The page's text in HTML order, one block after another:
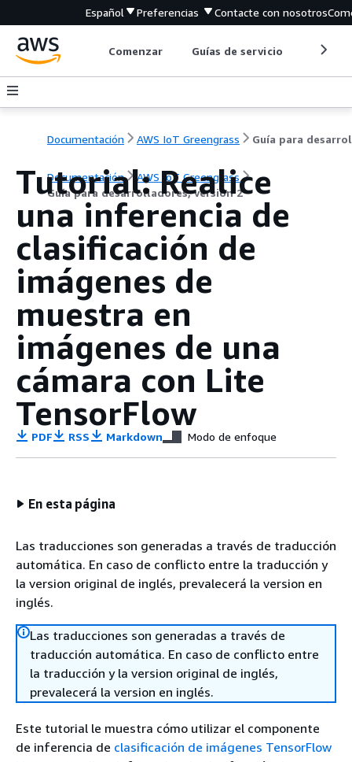
Español Preferencias Contacte con nosotros
Comenzar Guías de servicio
Documentación AWS IoT Greengrass
Documentación
AWS IoT Greengrass
Guía para desarrolladores, versión 2
Tutorial: Realice
una inferencia de
clasificación de
imágenes de
muestra en
imágenes de una
cámara con Lite
TensorFlow
PDF RSS Markdown Modo de enfoque
En esta página
Las traducciones son generadas a través de traducción
automática. En caso de conflicto entre la traducción y
la version original de inglés, prevalecerá la version en
inglés.
Las traducciones son generadas a través de
traducción automática. En caso de conflicto entre
la traducción y la version original de inglés,
prevalecerá la version en inglés.
Este tutorial le muestra cómo utilizar el componente
de inferencia de clasificación de imágenes TensorFlow